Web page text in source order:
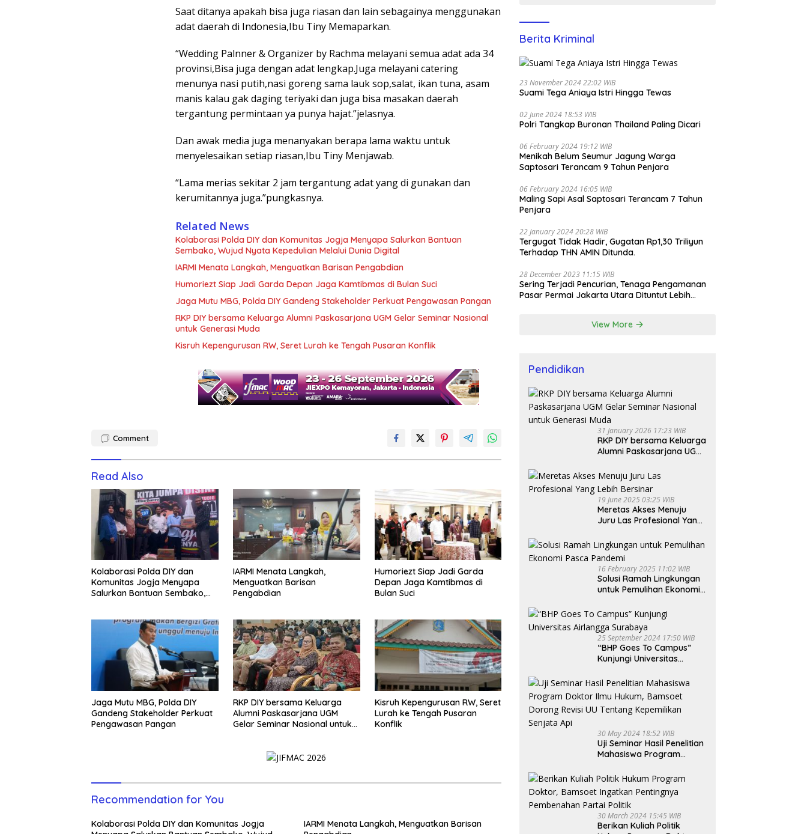
Saat ditanya apakah bisa juga riasan dan lain sebagainya menggunakan
adat daerah di Indonesia,Ibu Tiny Memaparkan.
“Wedding Palnner & Organizer by Rachma melayani semua adat ada 34
provinsi,Bisa juga dengan adat lengkap.Juga melayani catering
menunya nasi putih,nasi goreng sama lauk sop,salat, ikan tuna, asam
manis kalau gak daging teriyaki dan juga bisa masakan daerah
tergantung permintaan ya punya hajat.”jelasnya.
Dan awak media juga menanyakan berapa lama waktu untuk
menyelesaikan setiap riasan,Ibu Tiny Menjawab.
“Lama merias sekitar 2 jam tergantung adat yang di gunakan dan
kerumitannya juga.”pungkasnya.
Related News
Kolaborasi Polda DIY dan Komunitas Jogja Menyapa Salurkan Bantuan
Sembako, Wujud Nyata Kepedulian Melalui Dunia Digital
IARMI Menata Langkah, Menguatkan Barisan Pengabdian
Humoriezt Siap Jadi Garda Depan Jaga Kamtibmas di Bulan Suci
Jaga Mutu MBG, Polda DIY Gandeng Stakeholder Perkuat Pengawasan Pangan
RKP DIY bersama Keluarga Alumni Paskasarjana UGM Gelar Seminar Nasional
untuk Generasi Muda
Kisruh Kepengurusan RW, Seret Lurah ke Tengah Pusaran Konflik
Comment
Read Also
Kolaborasi Polda DIY dan
Komunitas Jogja Menyapa
Salurkan Bantuan Sembako,
IARMI Menata Langkah,
Menguatkan Barisan
Pengabdian
Humoriezt Siap Jadi Garda
Depan Jaga Kamtibmas di
Bulan Suci
Jaga Mutu MBG, Polda DIY
Gandeng Stakeholder Perkuat
Pengawasan Pangan
RKP DIY bersama Keluarga
Alumni Paskasarjana UGM
Gelar Seminar Nasional untuk
Kisruh Kepengurusan RW, Seret
Lurah ke Tengah Pusaran
Konflik
Recommendation for You
Kolaborasi Polda DIY dan Komunitas Jogja
IARMI Menata Langkah, Menguatkan Barisan
Berita Kriminal
23 November 2024 22:02 WIB
Suami Tega Aniaya Istri Hingga Tewas
02 June 2024 18:53 WIB
Polri Tangkap Buronan Thailand Paling Dicari
06 February 2024 19:12 WIB
Menikah Belum Seumur Jagung Warga
Saptosari Terancam 9 Tahun Penjara
06 February 2024 16:05 WIB
Maling Sapi Asal Saptosari Terancam 7 Tahun
Penjara
22 January 2024 20:28 WIB
Tergugat Tidak Hadir, Gugatan Rp1,30 Triliyun
Terhadap THN AMIN Ditunda.
28 December 2023 11:15 WIB
Sering Terjadi Pencurian, Tenaga Pengamanan
Pasar Permai Jakarta Utara Dituntut Lebih
View More
Pendidikan
31 January 2026 17:23 WIB
RKP DIY bersama Keluarga
Alumni Paskasarjana UGM
untuk Generasi Muda
19 June 2025 03:25 WIB
Meretas Akses Menuju
Juru Las Profesional Yang
16 February 2025 11:02 WIB
Solusi Ramah Lingkungan
untuk Pemulihan Ekonomi
25 September 2024 17:50 WIB
“BHP Goes To Campus”
Kunjungi Universitas
30 May 2024 18:52 WIB
Uji Seminar Hasil Penelitian
Mahasiswa Program
Bamsoet Dorong Revisi UU
Tentang Kepemilikan
Senjata Api
30 March 2024 15:45 WIB
Berikan Kuliah Politik